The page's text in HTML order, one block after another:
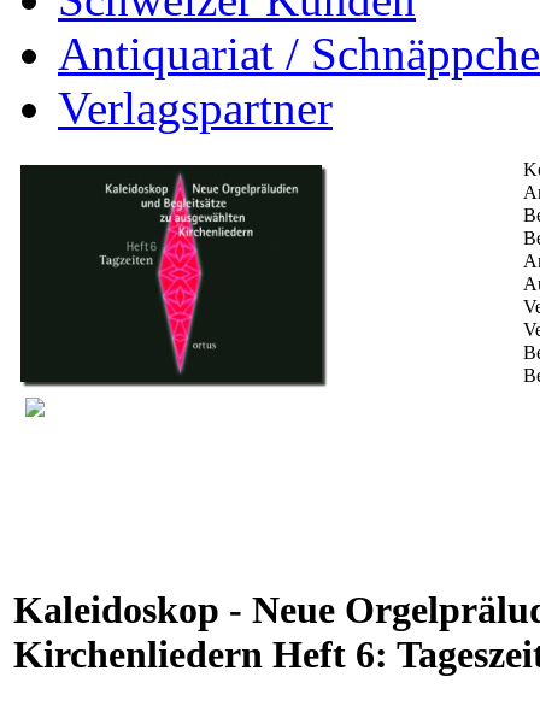
Antiquariat /
Verlagspartner
Kaleidoskop - Neue
Kirchenliedern Heft 6: